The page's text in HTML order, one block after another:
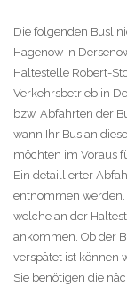
Die folgenden
Hagenow in
Haltestelle Robert-
Verkehrsbetrieb in
bzw. Abfahrten der
wann Ihr Bus an
möchten im Voraus
Ein detaillierter
entnommen werden.
welche an der
ankommen. Ob der
verspätet ist können
Sie benötigen die